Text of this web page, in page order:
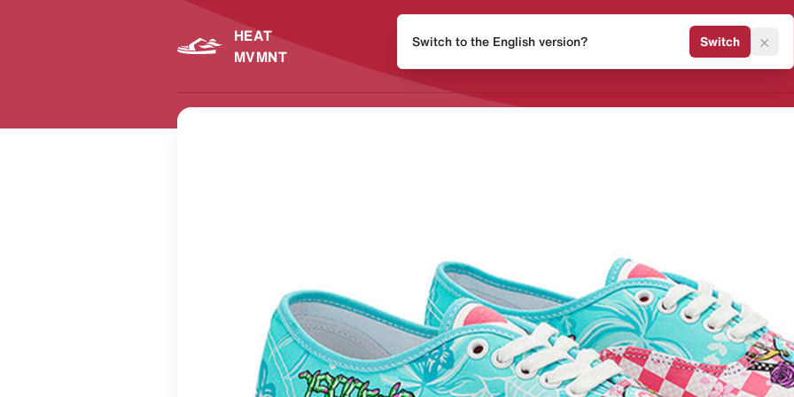
HEAT
MVMNT
Release Kalender Sneaker
Switch to the English version? Switch ×